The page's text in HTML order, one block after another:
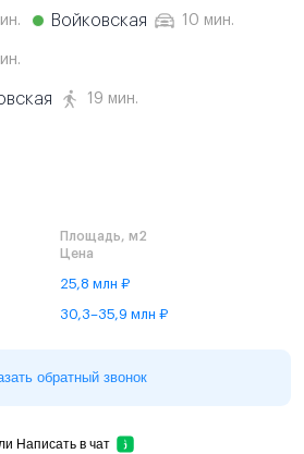
Войковская 10 мин.
19 мин.
Площадь, м2
Цена
25,8 млн ₽
30,3–35,9 млн ₽
обратный звонок
Написать в чат